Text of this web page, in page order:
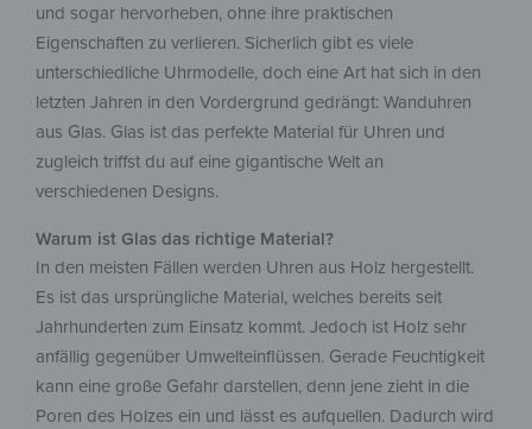
und sogar hervorheben, ohne ihre praktischen
Eigenschaften zu verlieren. Sicherlich gibt es viele
unterschiedliche Uhrmodelle, doch eine Art hat sich in den
letzten Jahren in den Vordergrund gedrängt: Wanduhren
aus Glas. Glas ist das perfekte Material für Uhren und
zugleich triffst du auf eine gigantische Welt an
verschiedenen Designs.
Warum ist Glas das richtige Material?
In den meisten Fällen werden Uhren aus Holz hergestellt.
Es ist das ursprüngliche Material, welches bereits seit
Jahrhunderten zum Einsatz kommt. Jedoch ist Holz sehr
anfällig gegenüber Umwelteinflüssen. Gerade Feuchtigkeit
kann eine große Gefahr darstellen, denn jene zieht in die
Poren des Holzes ein und lässt es aufquellen. Dadurch wird